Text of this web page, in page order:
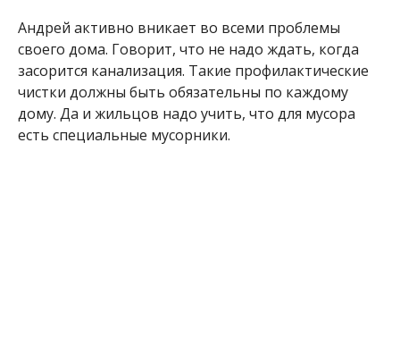
Андрей активно вникает во всеми проблемы
своего дома. Говорит, что не надо ждать, когда
засорится канализация. Такие профилактические
чистки должны быть обязательны по каждому
дому. Да и жильцов надо учить, что для мусора
есть специальные мусорники.